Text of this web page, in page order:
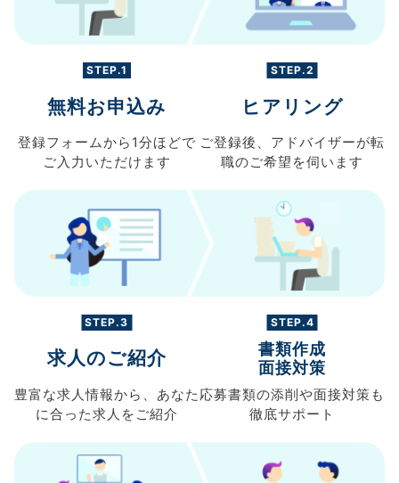
STEP.1
無料お申込み
登録フォームから 1分ほどで
ご入力 いただけます
STEP.2
ヒアリング
ご登録後、 アドバイザーが転
職のご希望を伺います
STEP.3
求人のご紹介
豊富な求人情報から、 あなた
に合った求人を ご紹介
STEP.4
書類作成
面接対策
応募書類の添削や面接対策も
徹底サポート